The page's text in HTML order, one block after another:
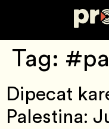
Tag:
Dipecat
Palestina: